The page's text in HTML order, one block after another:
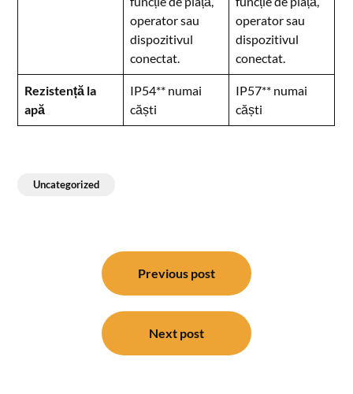
operator sau
dispozitivul
conectat.
operator sau
dispozitivul
conectat.
Rezistență la
apă
IP54** numai
căști
IP57** numai
căști
Uncategorized
Previous post
Next post